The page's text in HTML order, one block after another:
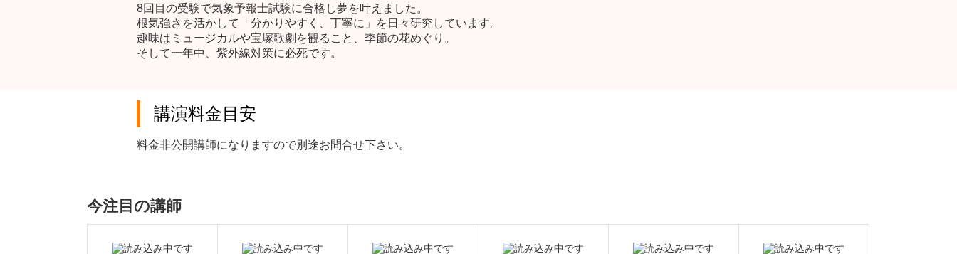
8回目の受験で気象予報士試験に合格し夢を叶えました。
根気強さを活かして「分かりやすく、丁寧に」を日々研究しています。
趣味はミュージカルや宝塚歌劇を観ること、季節の花めぐり。
そして一年中、紫外線対策に必死です。
講演料金目安
料金非公開講師になりますので別途お問合せ下さい。
今注目の講師